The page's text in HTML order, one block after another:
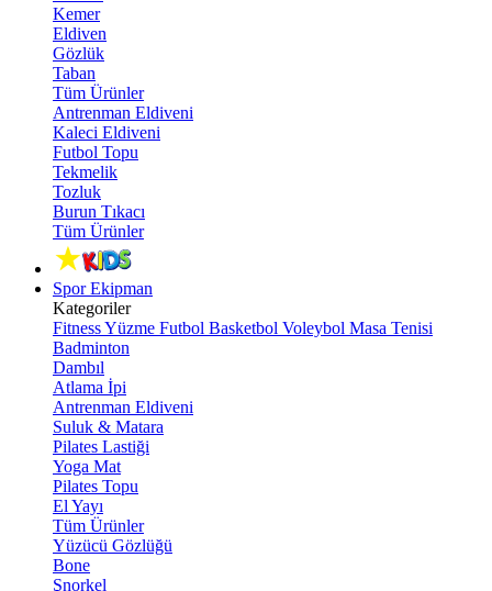
Kemer
Eldiven
Gözlük
Taban
Tüm Ürünler
Antrenman Eldiveni
Kaleci Eldiveni
Futbol Topu
Tekmelik
Tozluk
Burun Tıkacı
Tüm Ürünler
Spor Ekipman
Kategoriler
FitnessYüzme Futbol Basketbol Voleybol Masa Tenisi
Badminton
Dambıl
Atlama İpi
Antrenman Eldiveni
Suluk & Matara
Pilates Lastiği
Yoga Mat
Pilates Topu
El Yayı
Tüm Ürünler
Yüzücü Gözlüğü
Bone
Şnorkel